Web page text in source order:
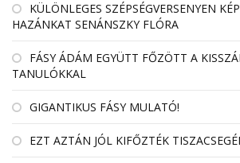
KÜLÖNLEGES SZÉPSÉGVERSENYEN
HAZÁNKAT SENÁNSZKY FLÓRA
FÁSY ÁDÁM EGYÜTT FŐZÖTT A
TANULÓKKAL
GIGANTIKUS FÁSY MULATÓ!
EZT AZTÁN JÓL KIFŐZTÉK